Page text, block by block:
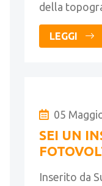
della
LEGGI
05
SEI UN
Inserito da